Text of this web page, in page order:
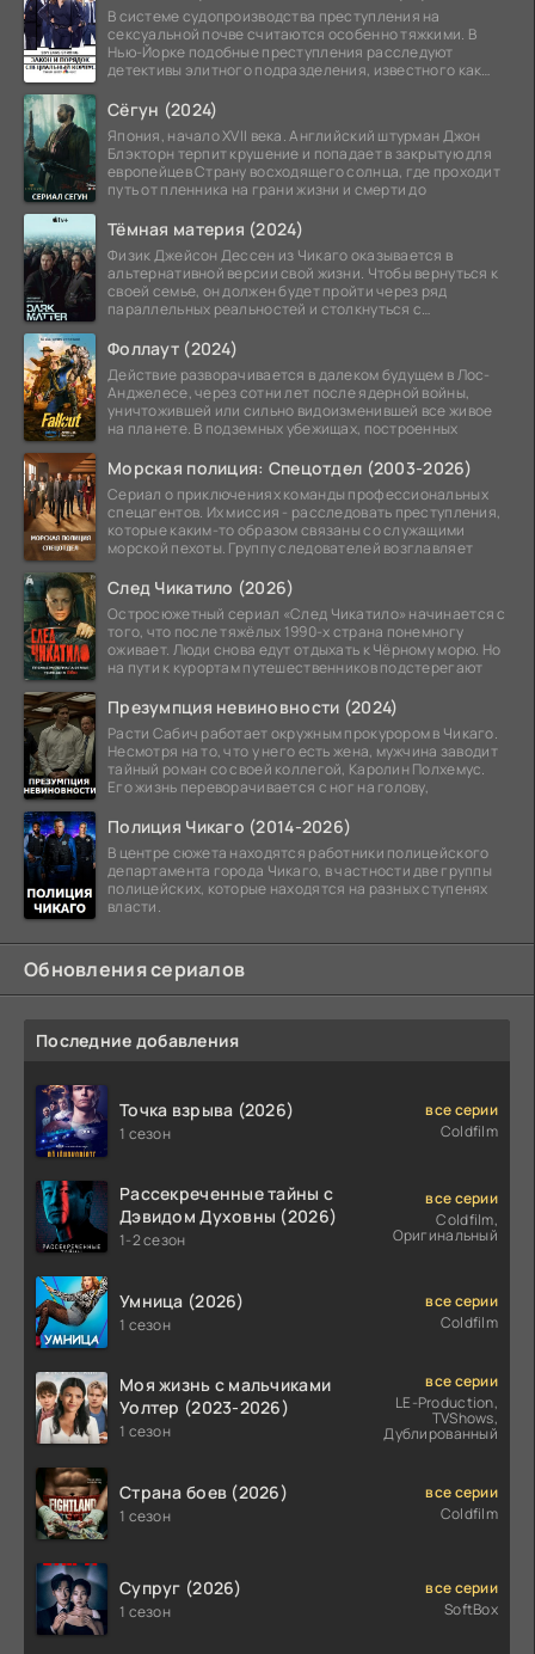
В системе судопроизводства преступления на
сексуальной почве считаются особенно тяжкими. В
Нью-Йорке подобные преступления расследуют
детективы элитного подразделения, известного как
Сёгун (2024)
Япония, начало XVII века. Английский штурман Джон
Блэкторн терпит крушение и попадает в закрытую для
европейцев Страну восходящего солнца, где проходит
путь от пленника на грани жизни и смерти до
Тёмная материя (2024)
Физик Джейсон Дессен из Чикаго оказывается в
альтернативной версии свой жизни. Чтобы вернуться к
своей семье, он должен будет пройти через ряд
параллельных реальностей и столкнуться с
Фоллаут (2024)
Действие разворачивается в далеком будущем в Лос-
Анджелесе, через сотни лет после ядерной войны,
уничтожившей или сильно видоизменившей все живое
на планете. В подземных убежищах, построенных
Морская полиция: Спецотдел (2003-2026)
Сериал о приключениях команды профессиональных
спецагентов. Их миссия - расследовать преступления,
которые каким-то образом связаны со служащими
морской пехоты. Группу следователей возглавляет
След Чикатило (2026)
Остросюжетный сериал «След Чикатило» начинается с
того, что после тяжёлых 1990-х страна понемногу
оживает. Люди снова едут отдыхать к Чёрному морю. Но
на пути к курортам путешественников подстерегают
Презумпция невиновности (2024)
Расти Сабич работает окружным прокурором в Чикаго.
Несмотря на то, что у него есть жена, мужчина заводит
тайный роман со своей коллегой, Каролин Полхемус.
Его жизнь переворачивается с ног на голову,
Полиция Чикаго (2014-2026)
В центре сюжета находятся работники полицейского
департамента города Чикаго, в частности две группы
полицейских, которые находятся на разных ступенях
власти.
Обновления сериалов
Последние добавления
Точка взрыва (2026)
1 сезон
все серии
Coldfilm
Рассекреченные тайны с
Дэвидом Духовны (2026)
1-2 сезон
все серии
Coldfilm,
Оригинальный
Умница (2026)
1 сезон
все серии
Coldfilm
Моя жизнь с мальчиками
Уолтер (2023-2026)
1 сезон
все серии
LE-Production,
TVShows,
Дублированный
Страна боев (2026)
1 сезон
все серии
Coldfilm
Супруг (2026)
1 сезон
все серии
SoftBox